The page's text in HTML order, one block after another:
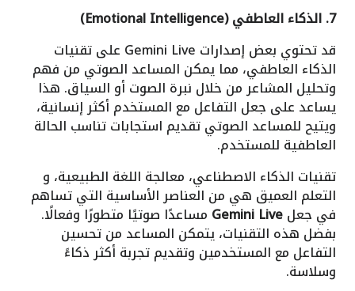
7. الذكاء العاطفي (Emotional Intelligence)
قد تحتوي بعض إصدارات Gemini Live على تقنيات
الذكاء العاطفي، مما يمكن المساعد الصوتي من فهم
وتحليل المشاعر من خلال نبرة الصوت أو السياق. هذا
يساعد على جعل التفاعل مع المستخدم أكثر إنسانية،
ويتيح للمساعد الصوتي تقديم استجابات تناسب الحالة
العاطفية للمستخدم.
تقنيات الذكاء الاصطناعي، معالجة اللغة الطبيعية، و
التعلم العميق هي من العناصر الأساسية التي تساهم
في جعلGemini Live مساعدًا صوتيًا متطورًا وفعالًا.
بفضل هذه التقنيات، يتمكن المساعد من تحسين
التفاعل مع المستخدمين وتقديم تجربة أكثر ذكاءً
وسلاسة.